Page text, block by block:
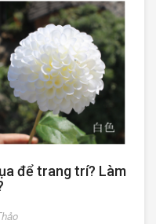
để trang trí? Làm